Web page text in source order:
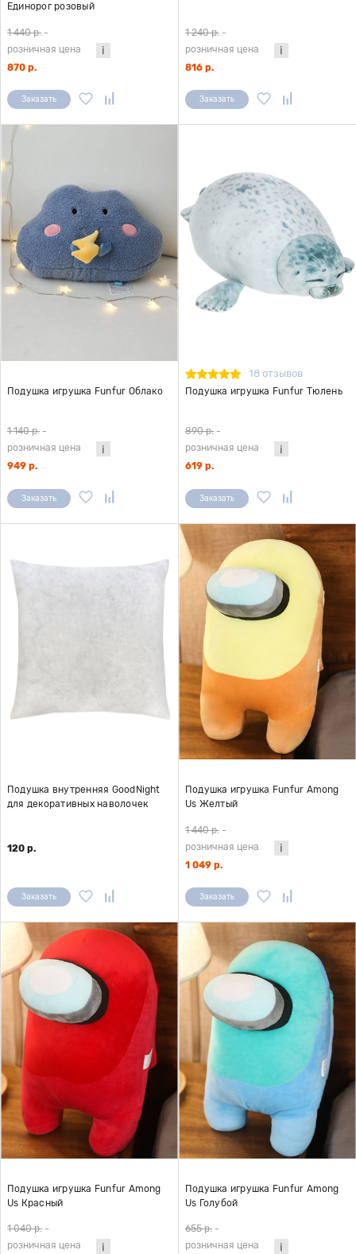
Единорог розовый
1 440 р. -
розничная цена
870 р.
Заказать
1 240 р. -
розничная цена
816 р.
Заказать
Подушка игрушка Funfur Облако
1 140 р. -
розничная цена
949 р.
Заказать
18 отзывов
Подушка игрушка Funfur Тюлень
890 р. -
розничная цена
619 р.
Заказать
Подушка внутренняя GoodNight
для декоративных наволочек
120 р.
Заказать
Подушка игрушка Funfur Among
Us Желтый
1 440 р. -
розничная цена
1 049 р.
Заказать
Подушка игрушка Funfur Among
Us Красный
1 040 р. -
розничная цена
Подушка игрушка Funfur Among
Us Голубой
655 р. -
розничная цена